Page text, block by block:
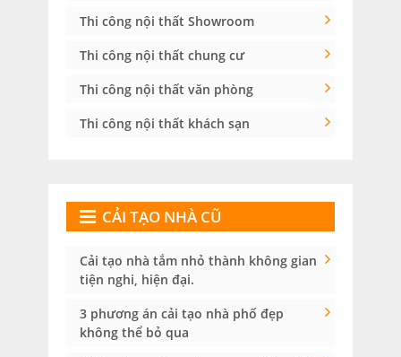
Thi công nội thất Showroom
Thi công nội thất chung cư
Thi công nội thất văn phòng
Thi công nội thất khách sạn
CẢI TẠO NHÀ CŨ
Cải tạo nhà tắm nhỏ thành không gian
tiện nghi, hiện đại.
3 phương án cải tạo nhà phố đẹp
không thể bỏ qua